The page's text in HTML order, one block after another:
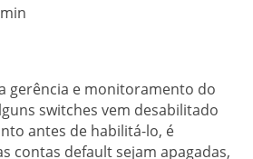
gerência e monitoramento do
switches vem desabilitado
antes de habilitá-lo, é
contas default sejam apagadas,